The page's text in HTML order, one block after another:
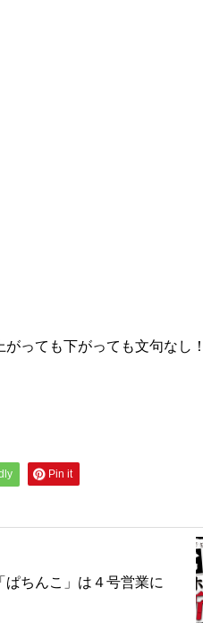
グランドクローズ
っても下がっても文句なし！
Pin it
「ぱちんこ」は４号営業に